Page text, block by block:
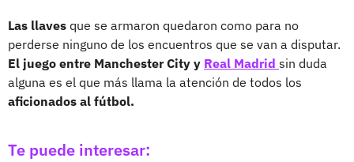
Las llaves que se armaron quedaron como para no
perderse ninguno de los encuentros que se van a disputar.
El juego entre Manchester City y Real Madrid sin duda
alguna es el que más llama la atención de todos los
aficionados al fútbol.
Te puede interesar: